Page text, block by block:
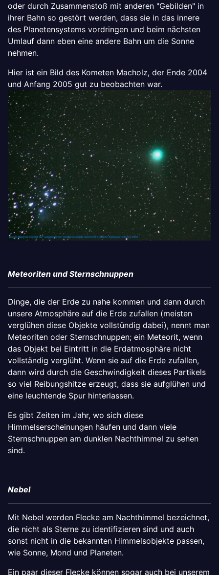
oder durch Zusammenstoß mit anderen "Gebilden" in
ihrer Bahn so gestört werden, dass sie in das innere
des Planetensystems vordringen und beim nächsten
Umlauf dann eben eine andere Bahn um die Sonne
nehmen.
Hier ist ein Bild des Kometen Macholz, der Ende 2004
und Anfang 2005 gut zu beobachten war.
Meteoriten und Sternschnuppen
Dinge, die der Erde zu nahe kommen und dann durch
unsere Atmosphäre auf die Erde zufallen (meisten
verglühen diese Objekte vollstündig dabei), nennt man
Meteoriten oder Sternschnuppen; ein Meteorit, wenn
das Objekt bei Eintritt in die Erdatmosphäre nicht
vollständig verglüht. Wenn sie auf die Erde zufallen,
dann wird durch die Geschwindigkeit dieses Partikels
so viel Reibungshitze erzeugt, dass sie aufglühen und
eine leuchtende Spur hinterlassen.
Es gibt Zeiten im Jahr, wo sich diese
Himmelserscheinungen häufen und dann viele
Sternschnuppen am dunklen Nachthimmel zu sehen
sind.
Nebel
Mit Nebel werden Flecke am Nachthimmel bezeichnet,
die nicht als Sterne zu identifizieren sind und auch
sonst nicht in die bekannten Himmelsobjekte passen,
wie Sonne, Mond und Planeten.
Ein paar dieser Flecke können sogar auch bei unserem